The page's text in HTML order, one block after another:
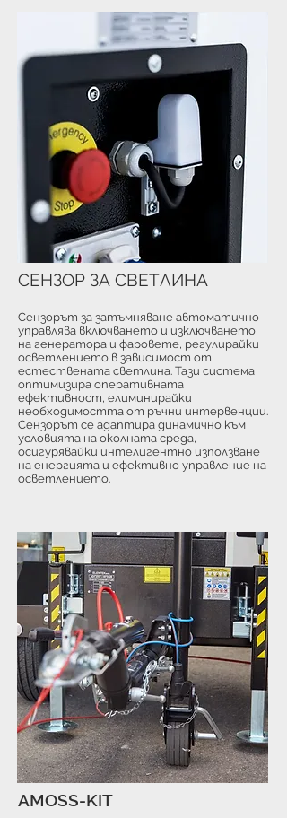
Сензорът за затъмняване автоматично
управлява включването и изключването
на генератора и фаровете, регулирайки
осветлението в зависимост от
естествената светлина. Тази система
оптимизира оперативната
ефективност, елиминирайки
необходимостта от ръчни интервенции.
Сензорът се адаптира динамично към
условията на околната среда,
осигурявайки интелигентно използване
на енергията и ефективно управление на
осветлението.
СЕНЗОР ЗА СВЕТЛИНА
AMOSS-KIT